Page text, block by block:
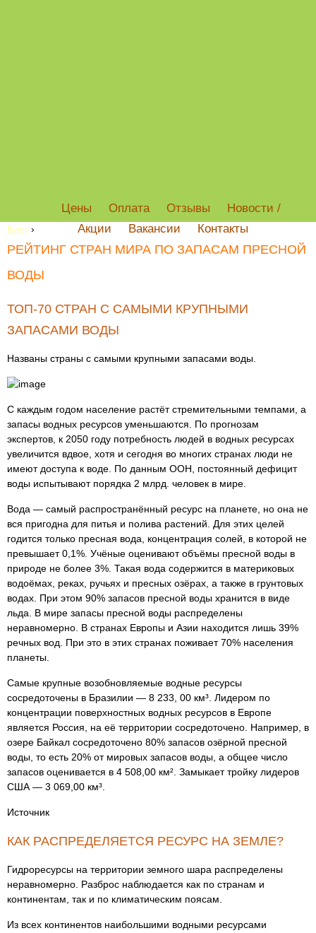
Цены Оплата Отзывы
Новости /
Акции
Вакансии Контакты
Блог ›
РЕЙТИНГ СТРАН МИРА ПО ЗАПАСАМ ПРЕСНОЙ
ВОДЫ
ТОП-70 СТРАН С САМЫМИ КРУПНЫМИ
ЗАПАСАМИ ВОДЫ
Названы страны с самыми крупными запасами воды.
С каждым годом население растёт стремительными темпами, а
запасы водных ресурсов уменьшаются. По прогнозам
экспертов, к 2050 году потребность людей в водных ресурсах
увеличится вдвое, хотя и сегодня во многих странах люди не
имеют доступа к воде. По данным ООН, постоянный дефицит
воды испытывают порядка 2 млрд. человек в мире.
Вода — самый распространённый ресурс на планете, но она не
вся пригодна для питья и полива растений. Для этих целей
годится только пресная вода, концентрация солей, в которой не
превышает 0,1%. Учёные оценивают объёмы пресной воды в
природе не более 3%. Такая вода содержится в материковых
водоёмах, реках, ручьях и пресных озёрах, а также в грунтовых
водах. При этом 90% запасов пресной воды хранится в виде
льда. В мире запасы пресной воды распределены
неравномерно. В странах Европы и Азии находится лишь 39%
речных вод. При это в этих странах поживает 70% населения
планеты.
Самые крупные возобновляемые водные ресурсы
сосредоточены в Бразилии — 8 233, 00 км³. Лидером по
концентрации поверхностных водных ресурсов в Европе
является Россия, на её территории сосредоточено. Например, в
озере Байкал сосредоточено 80% запасов озёрной пресной
воды, то есть 20% от мировых запасов воды, а общее число
запасов оценивается в 4 508,00 км². Замыкает тройку лидеров
США — 3 069,00 км³.
Источник
КАК РАСПРЕДЕЛЯЕТСЯ РЕСУРС НА ЗЕМЛЕ?
Гидроресурсы на территории земного шара распределены
неравномерно. Разброс наблюдается как по странам и
континентам, так и по климатическим поясам.
Из всех континентов наибольшими водными ресурсами